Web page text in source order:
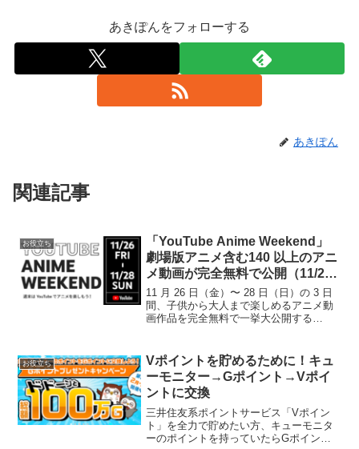
あきぽんをフォローする
あきぽん
関連記事
お役立ち
「YouTube Anime Weekend」
劇場版アニメ含む140 以上のアニ
メ動画が完全無料で公開（11/26
～28）
11 月 26 日（金）〜 28 日（日）の 3 日
間、子供から大人まで楽しめるアニメ動
画作品を完全無料で一挙大公開する
が参加し、人気作品のアニ...
お役立ち
Vポイントを貯めるために！キュ
ーモニター→Gポイント→Vポイ
ントに交換
三井住友系ポイントサービス「Vポイン
ト」を全力で貯めたい方、キューモニタ
ーのポイントを持っていたらGポイント